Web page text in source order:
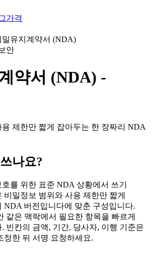
가격
밀유지계약서 (NDA)
보안
약서 (NDA) -
제한만 짧게 잡아두는 한 장짜리 NDA
나요?
를 위한 표준 NDA 상황에서 쓰기
비밀정보 범위와 사용 제한만 짧게
NDA 버전입니다에 맞춘 구성입니다.
같은 맥락에서 필요한 항목을 빠르게
빈칸의 금액, 기간, 당사자, 이행 기준은
정한 뒤 서명 요청하세요.